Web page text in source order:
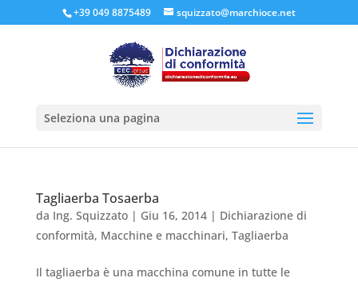
+39 049 8875489 squizzato@marchioce.net
Seleziona una pagina
Tagliaerba Tosaerba
da Ing. Squizzato| Giu 16, 2014| Dichiarazione di
conformità, Macchine e macchinari, Tagliaerba
Il tagliaerba è una macchina comune in tutte le